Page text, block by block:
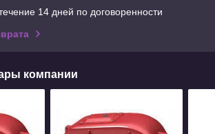
14 дней по договоренности
компании